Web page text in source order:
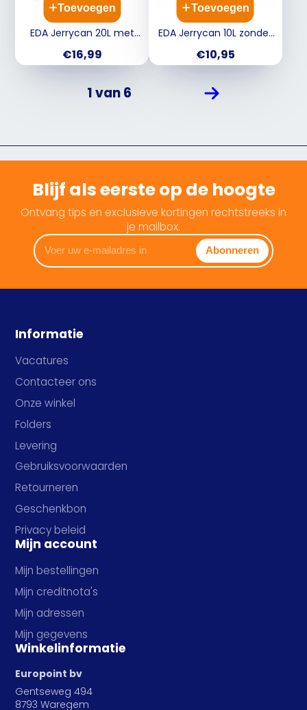
Toevoegen
EDA Jerrycan 20L met
6123231 23231
Prijs
€16,99
Toevoegen
EDA Jerrycan 10L zonder
Prijs
€10,95
1 van 6
Blijf als eerste op de hoogte
Ontvang tips en exclusieve kortingen rechtstreeks in
je mailbox.
Voer
uw
e-
in
Abonneren
Informatie
Vacatures
Contacteer ons
Onze winkel
Folders
Levering
Gebruiksvoorwaarden
Retourneren
Geschenkbon
Privacy beleid
Mijn account
Mijn bestellingen
Mijn creditnota's
Mijn adressen
Mijn gegevens
Winkelinformatie
Europoint bv
Gentseweg 494
8793 Waregem